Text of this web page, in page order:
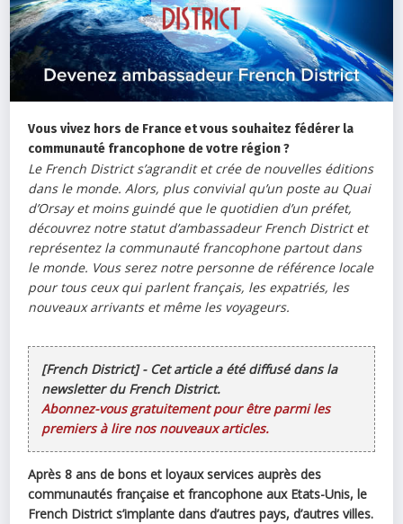
Vous vivez hors de France et vous souhaitez fédérer la
communauté francophone de votre région ?
Le French District s’agrandit et crée de nouvelles éditions
dans le monde. Alors, plus convivial qu’un poste au Quai
d’Orsay et moins guindé que le quotidien d’un préfet,
découvrez notre statut d’ambassadeur French District et
représentez la communauté francophone partout dans
le monde. Vous serez notre personne de référence locale
pour tous ceux qui parlent français, les expatriés, les
nouveaux arrivants et même les voyageurs.
[French District] - Cet article a été diffusé dans la
newsletter du French District.
Abonnez-vous gratuitement pour être parmi les
premiers à lire nos nouveaux articles.
Après 8 ans de bons et loyaux services auprès des
communautés française et francophone aux Etats-Unis, le
French District s’implante dans d’autres pays, d’autres villes.